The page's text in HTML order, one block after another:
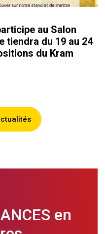
au Salon
tiendra du 19 au 24
du Kram
en